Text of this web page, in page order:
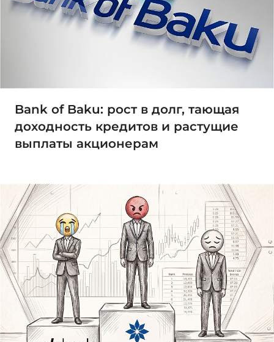
Bank of Baku: рост в долг, тающая
доходность кредитов и растущие
выплаты акционерам